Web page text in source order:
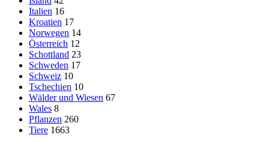
Italien 16
Kroatien 17
Norwegen 14
Österreich 12
Schottland 23
Schweden 17
Schweiz 10
Tschechien 10
Wälder und Wiesen 67
Wales 8
Pflanzen 260
Tiere 1663